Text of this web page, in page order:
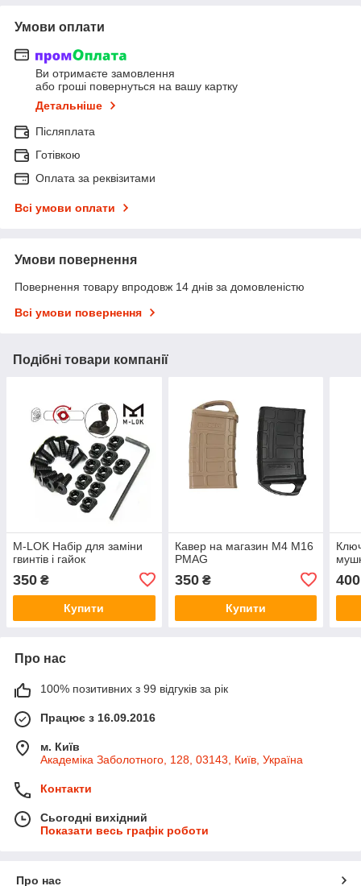
Умови оплати
Ви отримаєте замовлення
або гроші повернуться на вашу картку
Детальніше
Післяплата
Готівкою
Оплата за реквізитами
Всі умови оплати
Умови повернення
Повернення товару впродовж 14 днів за домовленістю
Всі умови повернення
Подібні товари компанії
M-LOK Набір для заміни
гвинтів і гайок
350 ₴
Купити
Кавер на магазин M4 M16
PMAG
350₴
Купити
400
Про нас
100% позитивних з 99 відгуків за рік
Працює з 16.09.2016
м. Київ
Академіка Заболотного, 128, 03143, Київ, Україна
Контакти
Сьогодні вихідний
Показати весь графік роботи
Про нас